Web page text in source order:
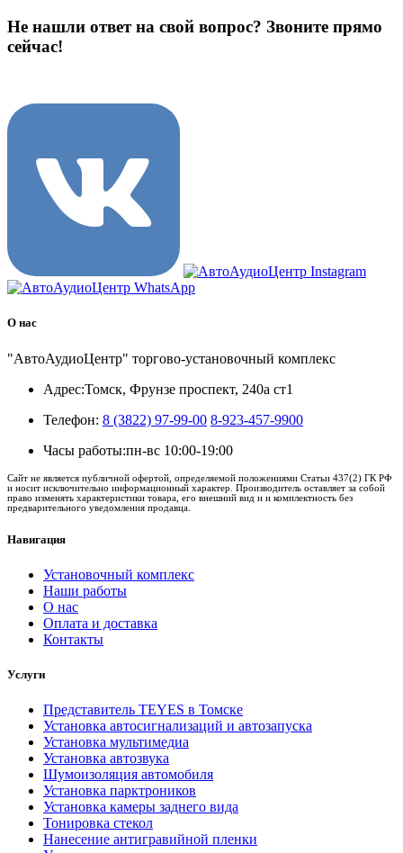
Не нашли ответ на свой вопрос? Звоните прямо
сейчас!
О нас
"АвтоАудиоЦентр" торгово-установочный комплекс
Адрес:Томск, Фрунзе проспект, 240а ст1
Телефон: 8 (3822) 97-99-00 8-923-457-9900
Часы работы:пн-вс 10:00-19:00
Сайт не является публичной офертой, определяемой положениями Статьи 437(2) ГК РФ
и носит исключительно информационный характер. Производитель оставляет за собой
право изменять характеристики товара, его внешний вид и и комплектность без
предварительного уведомления продавца.
Навигация
Установочный комплекс
Наши работы
О нас
Оплата и доставка
Контакты
Услуги
Представитель TEYES в Томске
Установка автосигнализаций и автозапуска
Установка мультимедиа
Установка автозвука
Шумоизоляция автомобиля
Установка парктроников
Установка камеры заднего вида
Тонировка стекол
Нанесение антигравийной пленки